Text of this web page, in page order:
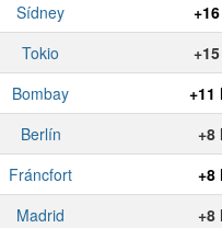
Sídney
Tokio
Bombay
+11
Berlín
+8
Fráncfort
+8
Madrid
+8